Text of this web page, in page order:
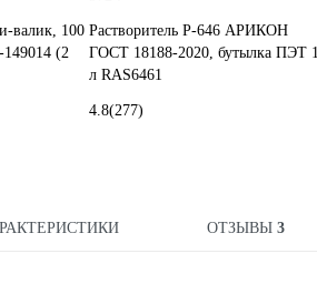
валик, 100
(2
Растворитель Р-646 АРИКОН
ГОСТ 18188-2020, бутылка ПЭТ 1
л RAS6461
4.8(277)
ОТЗЫВЫ 3